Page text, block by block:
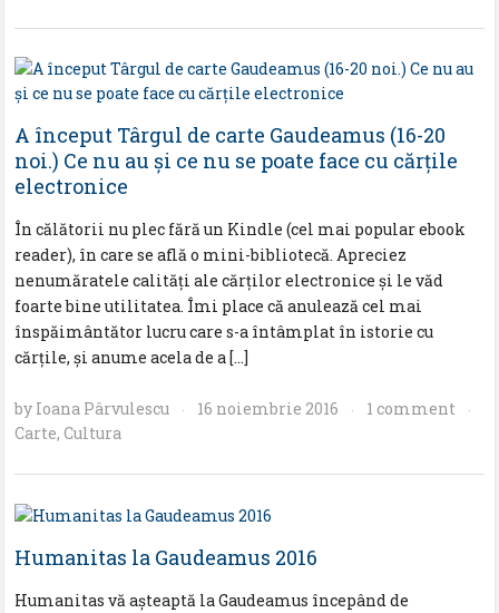
A început Târgul de carte Gaudeamus (16-20
noi.) Ce nu au şi ce nu se poate face cu cărţile
electronice
În călătorii nu plec fără un Kindle (cel mai popular ebook
reader), în care se află o mini-bibliotecă. Apreciez
nenumăratele calităţi ale cărţilor electronice şi le văd
foarte bine utilitatea. Îmi place că anulează cel mai
înspăimântător lucru care s-a întâmplat în istorie cu
cărţile, şi anume acela de a […]
by Ioana Pârvulescu · 16 noiembrie 2016 · 1 comment ·
Carte,Cultura
Humanitas la Gaudeamus 2016
Humanitas vă așteaptă la Gaudeamus începând de